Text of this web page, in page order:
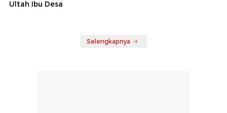
Ultah Ibu Desa
Selengkapnya